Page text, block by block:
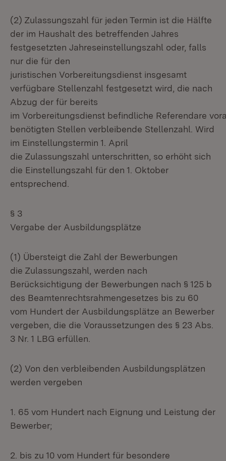
(2) Zulassungszahl für jeden Termin ist die Hälfte
der im Haushalt des betreffenden Jahres
festgesetzten Jahreseinstellungszahl oder, falls
nur die für den
juristischen Vorbereitungsdienst insgesamt
verfügbare Stellenzahl festgesetzt wird, die nach
Abzug der für bereits
im Vorbereitungsdienst befindliche Referendare
benötigten Stellen verbleibende Stellenzahl. Wird
im Einstellungstermin 1. April
die Zulassungszahl unterschritten, so erhöht sich
die Einstellungszahl für den 1. Oktober
entsprechend.
§ 3
Vergabe der Ausbildungsplätze
(1) Übersteigt die Zahl der Bewerbungen
die Zulassungszahl, werden nach
Berücksichtigung der Bewerbungen nach § 125 b
des Beamtenrechtsrahmengesetzes bis zu 60
vom Hundert der Ausbildungsplätze an Bewerber
vergeben, die die Voraussetzungen des § 23 Abs.
3 Nr. 1 LBG erfüllen.
(2) Von den verbleibenden Ausbildungsplätzen
werden vergeben
1. 65 vom Hundert nach Eignung und Leistung der
Bewerber;
2. bis zu 10 vom Hundert für besondere